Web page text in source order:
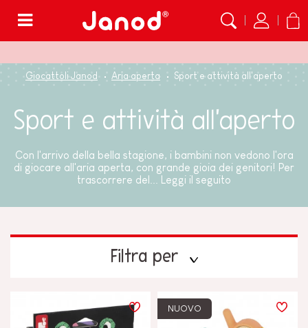
Giocattoli Janod Aria aperta Sport e attività all'aperto
Sport e attività all'aperto
Con l'arrivo della bella stagione, i bambini non vedono l'ora
di giocare all'aria aperta, con grande gioia dei genitori! Per
trascorrere del...
Leggi il seguito
Filtra per
NUOVO